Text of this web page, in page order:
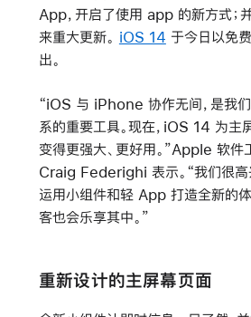
App，开启了使用 app 的新方式；
来重大更新。 iOS 14 于今日以免
出。
“iOS 与 iPhone 协作无间，是我
系的重要工具。现在，iOS 14 为主
变得更强大、更好用。”Apple 软件
Craig Federighi 表示。“我们很高
运用小组件和轻 App 打造全新的
客也会乐享其中。”
重新设计的主屏幕页面